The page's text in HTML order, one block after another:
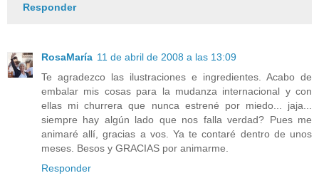
Responder
RosaMaría 11 de abril de 2008 a las 13:09
Te agradezco las ilustraciones e ingredientes. Acabo de
embalar mis cosas para la mudanza internacional y con
ellas mi churrera que nunca estrené por miedo... jaja...
siempre hay algún lado que nos falla verdad? Pues me
animaré allí, gracias a vos. Ya te contaré dentro de unos
meses. Besos y GRACIAS por animarme.
Responder